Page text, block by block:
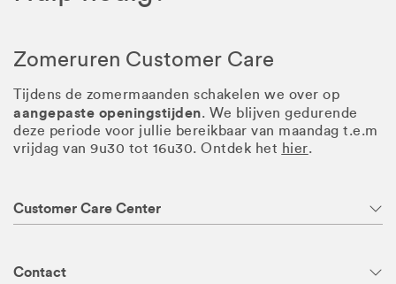
Zomeruren Customer Care
Tijdens de zomermaanden schakelen we over op
aangepaste openingstijden. We blijven gedurende
deze periode voor jullie bereikbaar van maandag t.e.m
vrijdag van 9u30 tot 16u30. Ontdek het hier.
Customer Care Center
Contact